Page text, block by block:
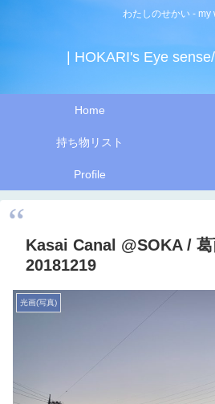
わたしのせかい - my
| HOKARI's Eye
Home
持ち物リスト
Profile
Kasai Canal @SOKA /
20181219
光画(写真)